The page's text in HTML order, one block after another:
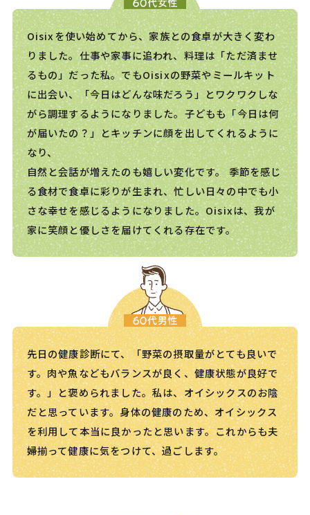
Oisixを使い始めてから、家族との食卓が大きく変わ
りました。仕事や家事に追われ、料理は「ただ済ませ
るもの」だった私。でもOisixの野菜やミールキット
に出会い、「今日はどんな味だろう」とワクワクしな
がら調理するようになりました。子どもも「今日は何
が届いたの？」とキッチンに顔を出してくれるように
なり、
自然と会話が増えたのも嬉しい変化です。 季節を感じ
る食材で食卓に彩りが生まれ、忙しい日々の中でも小
さな幸せを感じるようになりました。Oisixは、我が
家に笑顔と優しさを届けてくれる存在です。
先日の健康診断にて、「野菜の摂取量がとても良いで
す。肉や魚などもバランスが良く、健康状態が良好で
す。」と褒められました。私は、オイシックスのお陰
だと思っています。身体の健康のため、オイシックス
を利用して本当に良かったと思います。これからも夫
婦揃って健康に気をつけて、過ごします。